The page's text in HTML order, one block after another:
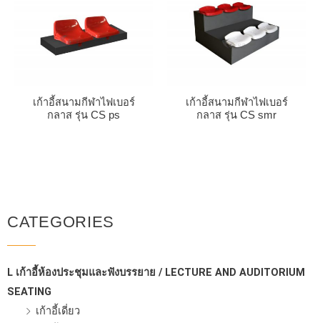
เก้าอี้สนามกีฬาไฟเบอร์
กลาส รุ่น CS ps
เก้าอี้สนามกีฬาไฟเบอร์
กลาส รุ่น CS smr
CATEGORIES
L เก้าอี้ห้องประชุมและฟังบรรยาย / LECTURE AND AUDITORIUM
SEATING
เก้าอี้เดี่ยว